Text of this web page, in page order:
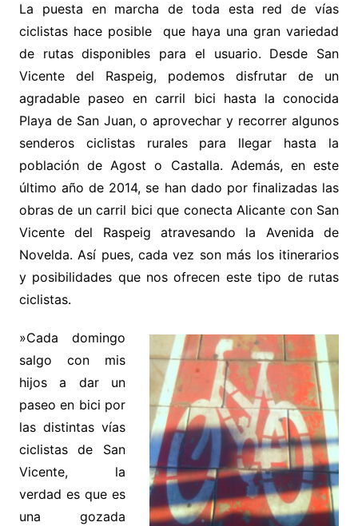
La puesta en marcha de toda esta red de vías
ciclistas hace posible que haya una gran variedad
de rutas disponibles para el usuario. Desde San
Vicente del Raspeig, podemos disfrutar de un
agradable paseo en carril bici hasta la conocida
Playa de San Juan, o aprovechar y recorrer algunos
senderos ciclistas rurales para llegar hasta la
población de Agost o Castalla. Además, en este
último año de 2014, se han dado por finalizadas las
obras de un carril bici que conecta Alicante con San
Vicente del Raspeig atravesando la Avenida de
Novelda. Así pues, cada vez son más los itinerarios
y posibilidades que nos ofrecen este tipo de rutas
ciclistas.
»Cada domingo
salgo con mis
hijos a dar un
paseo en bici por
las distintas vías
ciclistas de San
Vicente, la
verdad es que es
una gozada